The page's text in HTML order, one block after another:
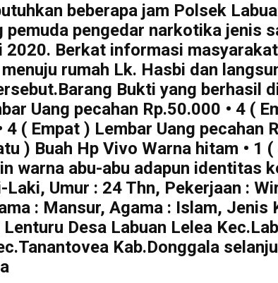
beberapa jam Polsek
pengedar narkotika jenis
Berkat informasi
rumah Lk. Hasbi dan
Bukti yang berhasil
Uang pecahan Rp.50.000 • 4 (
( Empat ) Lembar Uang pecahan
) Buah Hp Vivo Warna hitam • 1
warna abu-abu adapun identitas
Umur : 24 Thn, Pekerjaan :
: Mansur, Agama : Islam,
Desa Labuan Lelea
Kab.Donggala